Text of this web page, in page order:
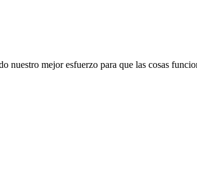
nuestro mejor esfuerzo para que las cosas